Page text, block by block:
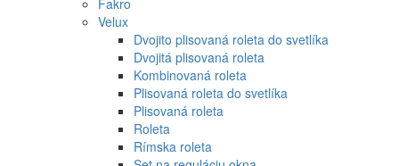
Velux
Dvojito plisovaná roleta do svetlíka
Dvojitá plisovaná roleta
Kombinovaná roleta
Plisovaná roleta do svetlíka
Plisovaná roleta
Roleta
Rímska roleta